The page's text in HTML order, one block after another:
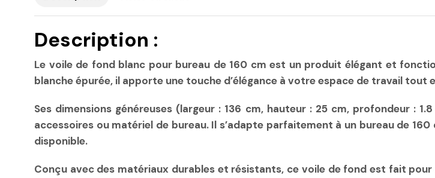
Description :
Le voile de fond blanc pour bureau de 160 cm est un produit élégant et
blanche épurée, il apporte une touche d’élégance à votre espace de travail
Ses dimensions généreuses (largeur : 136 cm, hauteur : 25 cm, profondeur :
accessoires ou matériel de bureau. Il s’adapte parfaitement à un bureau de
disponible.
Conçu avec des matériaux durables et résistants, ce voile de fond est fait